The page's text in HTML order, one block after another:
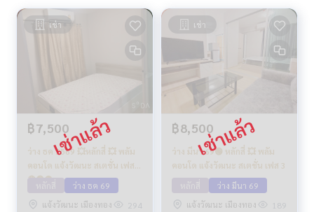
เช่า
฿7,500
ว่าง ธค 2569 💥หลักสี่ 💥 พลัม
คอนโด แจ้งวัฒนะ สเตชั่น เฟส 3
🔴🟢🟡
ว่าง ธค 69
แจ้งวัฒนะ เมืองทอง
294
เช่า
฿8,500
ว่าง มีนา 69🟢 หลักสี่ 💥 พลัม
คอนโด แจ้งวัฒนะ สเตชั่น เฟส 3
ว่าง มีนา 69
แจ้งวัฒนะ เมืองทอง
189